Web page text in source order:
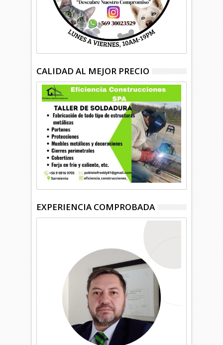
CALIDAD AL MEJOR PRECIO
EXPERIENCIA COMPROBADA